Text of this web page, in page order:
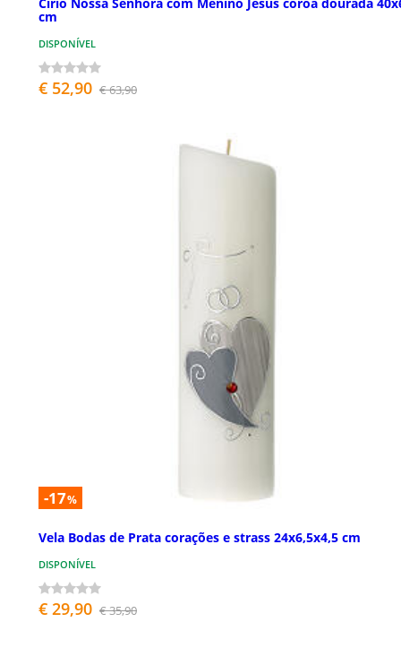
cm
DISPONÍVEL
€ 52,90 € 63,90
-17%
Vela Bodas de Prata corações e strass 24x6,5x4,5 cm
DISPONÍVEL
€ 29,90 € 35,90